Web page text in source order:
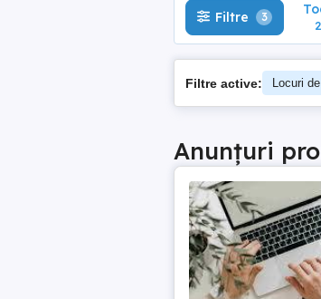
Filtre 3
Filtre active: Locuri
Anunțuri